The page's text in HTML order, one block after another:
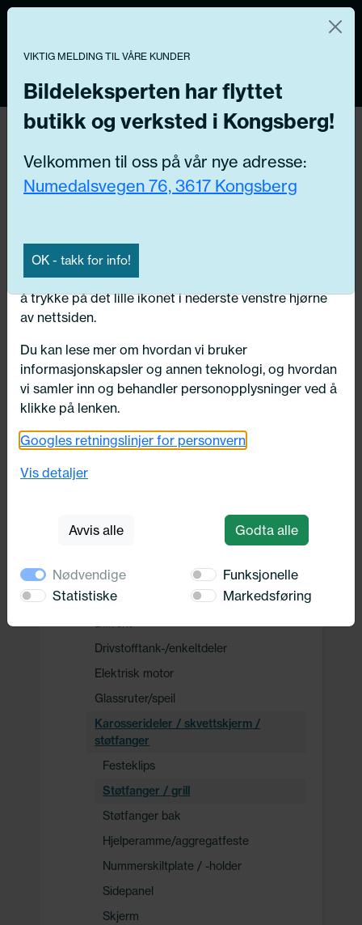
Få riktig del til bilen din ved å legge inn
N
Velg kjøretøy
Drivverk
Motor, Drivstoff og Eksos
Karosseri, tilbehør og diverse
Karosseri
Bilens bakdel
Bilfront
Drivstofftank-/enkeltdeler
Elektrisk motor
Glassruter/speil
Karosserideler / skvettskjerm /
støtfanger
Festeklips
Støtfanger / grill
Støtfanger bak
Hjelperamme/aggregatfeste
Nummerskiltplate / -holder
Sidepanel
Skjerm
Vi og våre forretningspartnere bruker teknologier,
inkludert informasjonskapsler/«cookies» til å samle
informasjon om deg for forskjellige formål, inkludert:
Funksjonelle, Statistiske, Markedsføring
Ved å trykke «Godta» gir du din tillatelse til alle disse
formålene. Du kan også velge formålet du vil
innstillingene».
Du kan trekke tilbake samtykket ditt til enhver tid ved
å trykke på det lille ikonet i nederste venstre hjørne
av nettsiden.
Du kan lese mer om hvordan vi bruker
informasjonskapsler og annen teknologi, og hvordan
vi samler inn og behandler personopplysninger ved å
klikke på lenken.
Googles retningslinjer for personvern
Vis detaljer
Avvis alle Godta alle
Nødvendige
Funksjonelle
Statistiske
Markedsføring
VIKTIG MELDING TIL VÅRE KUNDER
Bildeleksperten har flyttet
butikk og verksted i Kongsberg!
Velkommen til oss på vår nye adresse:
Numedalsvegen 76, 3617 Kongsberg
OK - takk for info!